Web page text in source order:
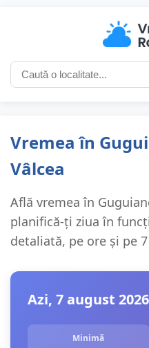
Vremea în
Vâlcea
Află vremea în
planifică-ți ziua în
detaliată, pe ore și pe
Azi, 7 august 2026
Minimă